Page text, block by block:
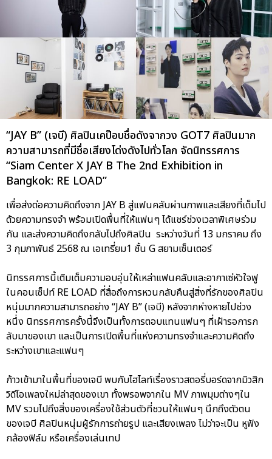
“JAY B” (เจบี) ศิลปินเคป็อบชื่อดังจากวง GOT7 ศิลปินมาก
ความสามารถที่มีชื่อเสียงโด่งดังไปทั่วโลก จัดนิทรรศการ
“Siam Center X JAY B The 2nd Exhibition in
Bangkok: RE LOAD”
เพื่อส่งต่อความคิดถึงจาก JAY B สู่แฟนคลับผ่านภาพและเสียงที่เต็มไป
ด้วยความทรงจำ พร้อมเปิดพื้นที่ให้แฟนๆ ได้แชร์ช่วงเวลาพิเศษร่วม
กัน และส่งความคิดถึงกลับไปถึงศิลปิน ระหว่างวันที่ 13 มกราคม ถึง
3 กุมภาพันธ์ 2568 ณ เอเทรี่ยม1 ชั้น G สยามเซ็นเตอร์
นิทรรศการนี้เติมเต็มความอบอุ่นให้เหล่าแฟนคลับและอากาเซ่หัวใจฟู
ในคอนเซ็ปท์ RE LOAD ที่สื่อถึงการหวนกลับคืนสู่สิ่งที่รักของศิลปิน
หนุ่มมากความสามารถอย่าง “JAY B” (เจบี) หลังจากห่างหายไปช่วง
หนึ่ง นิทรรศการครั้งนี้จึงเป็นทั้งการตอบแทนแฟนๆ ที่เฝ้ารอการก
ลับมาของเขา และเป็นการเปิดพื้นที่แห่งความทรงจำและความคิดถึง
ระหว่างเขาและแฟนๆ
ก้าวเข้ามาในพื้นที่ของเจบี พบกับไฮไลท์เรื่องราวสตอรี่บอร์ดจากมิวสิก
วิดีโอเพลงใหม่ล่าสุดของเขา ทั้งพรอพจากใน MV ภาพมุมต่างๆใน
MV รวมไปถึงสิ่งของเครื่องใช้ส่วนตัวที่ชวนให้แฟนๆ นึกถึงตัวตน
ของเจบี ศิลปินหนุ่มผู้รักการถ่ายรูป และเสียงเพลง ไม่ว่าจะเป็น หูฟัง
กล้องฟิล์ม หรือเครื่องเล่นเทป